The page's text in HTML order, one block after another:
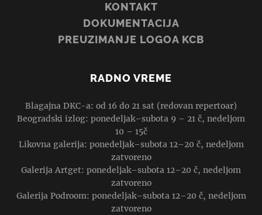
KONTAKT
DOKUMENTACIJA
PREUZIMANJE LOGOA KCB
RADNO VREME
Blagajna DKC-a: od 16 do 21 sat (redovan repertoar)
Beogradski izlog: ponedeljak–subota 9 – 21 č, nedeljom
10 – 15č
Likovna galerija: ponedeljak–subota 12–20 č, nedeljom
zatvoreno
Galerija Artget: ponedeljak–subota 12–20 č, nedeljom
zatvoreno
Galerija Podroom: ponedeljak–subota 12–20 č, nedeljom
zatvoreno